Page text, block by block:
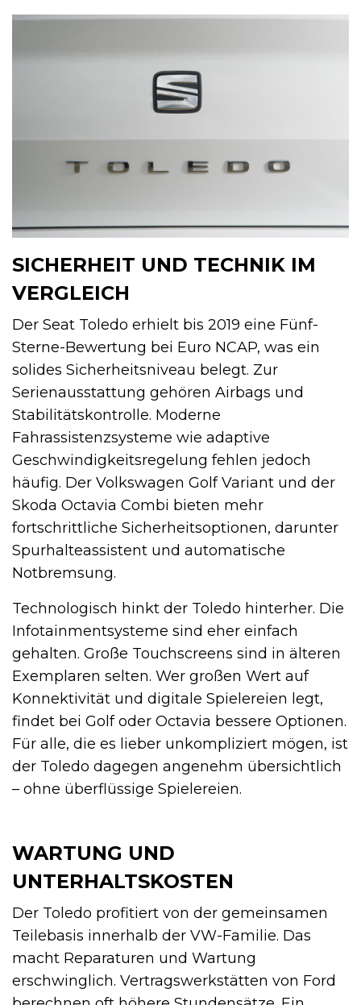
SICHERHEIT UND TECHNIK IM
VERGLEICH
Der Seat Toledo erhielt bis 2019 eine Fünf-
Sterne-Bewertung bei Euro NCAP, was ein
solides Sicherheitsniveau belegt. Zur
Serienausstattung gehören Airbags und
Stabilitätskontrolle. Moderne
Fahrassistenzsysteme wie adaptive
Geschwindigkeitsregelung fehlen jedoch
häufig. Der Volkswagen Golf Variant und der
Skoda Octavia Combi bieten mehr
fortschrittliche Sicherheitsoptionen, darunter
Spurhalteassistent und automatische
Notbremsung.
Technologisch hinkt der Toledo hinterher. Die
Infotainmentsysteme sind eher einfach
gehalten. Große Touchscreens sind in älteren
Exemplaren selten. Wer großen Wert auf
Konnektivität und digitale Spielereien legt,
findet bei Golf oder Octavia bessere Optionen.
Für alle, die es lieber unkompliziert mögen, ist
der Toledo dagegen angenehm übersichtlich
– ohne überflüssige Spielereien.
WARTUNG UND
UNTERHALTSKOSTEN
Der Toledo profitiert von der gemeinsamen
Teilebasis innerhalb der VW-Familie. Das
macht Reparaturen und Wartung
erschwinglich. Vertragswerkstätten von Ford